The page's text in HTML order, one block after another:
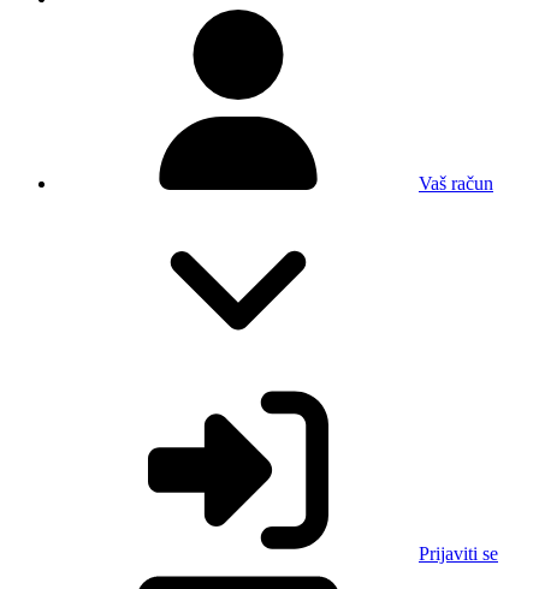
Vaš račun
Prijaviti se